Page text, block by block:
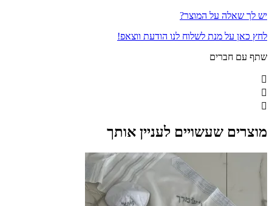
יש לך שאלה על המוצר?
לחץ כאן על מנת לשלוח לנו הודעת ווצאפ!
שתף עם חברים
מוצרים שעשויים לעניין אותך